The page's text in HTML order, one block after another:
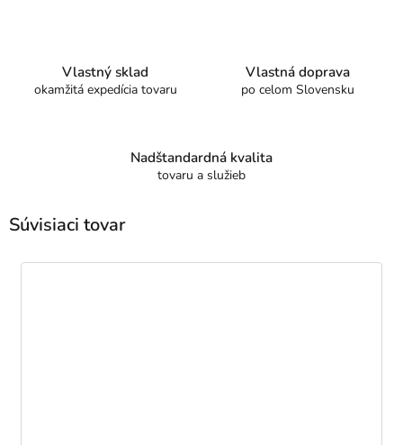
Vlastný sklad
okamžitá expedícia tovaru
Vlastná doprava
po celom Slovensku
Nadštandardná kvalita
tovaru a služieb
Súvisiaci tovar